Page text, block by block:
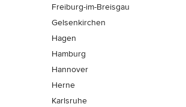
Freiburg-im-Breisgau
Gelsenkirchen
Hagen
Hamburg
Hannover
Herne
Karlsruhe